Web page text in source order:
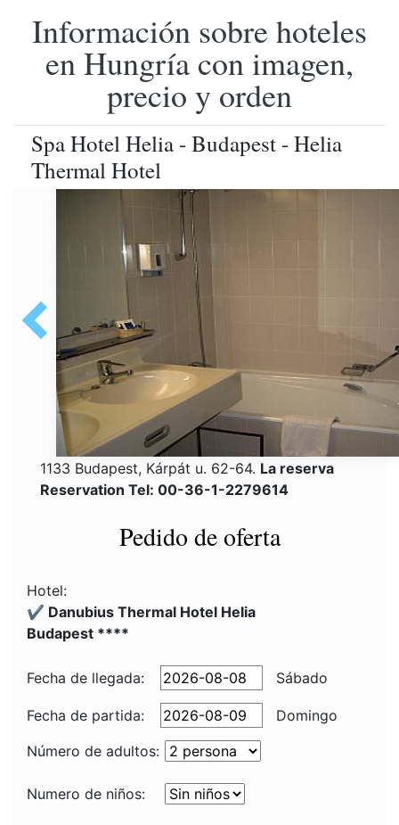
Información sobre hoteles
en Hungría con imagen,
precio y orden
Spa Hotel Helia - Budapest - Helia
Thermal Hotel
1133 Budapest, Kárpát u. 62-64. La reserva
Reservation Tel: 00-36-1-2279614
Pedido de oferta
Hotel:
✔️ Danubius Thermal Hotel Helia
Budapest ****
Fecha de llegada: Sábado
Fecha de partida:
Domingo
Número de adultos:
Numero de niños: